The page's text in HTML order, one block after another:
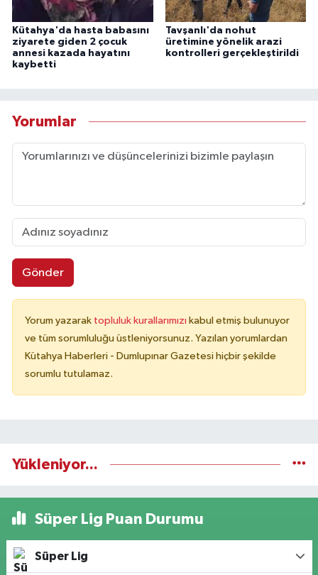
Kütahya'da hasta babasını
ziyarete giden 2 çocuk
annesi kazada hayatını
kaybetti
Tavşanlı'da nohut
üretimine yönelik arazi
kontrolleri gerçekleştirildi
Yorumlar
Gönder
Yorum yazarak topluluk kurallarımızı kabul etmiş bulunuyor
ve tüm sorumluluğu üstleniyorsunuz. Yazılan yorumlardan
Kütahya Haberleri - Dumlupınar Gazetesi hiçbir şekilde
sorumlu tutulamaz.
Yükleniyor...
Süper Lig Puan Durumu
Süper Lig